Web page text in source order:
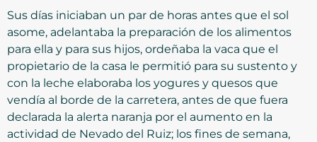
Sus días iniciaban un par de horas antes que el sol
asome, adelantaba la preparación de los alimentos
para ella y para sus hijos, ordeñaba la vaca que el
propietario de la casa le permitió para su sustento y
con la leche elaboraba los yogures y quesos que
vendía al borde de la carretera, antes de que fuera
declarada la alerta naranja por el aumento en la
actividad de Nevado del Ruiz; los fines de semana,